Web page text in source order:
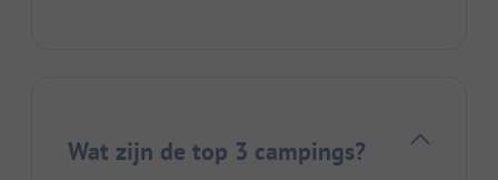
Wat zijn de top 3 campings?